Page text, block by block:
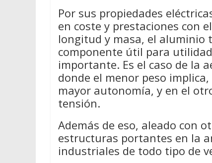
Por sus propiedades
en coste y prestaciones con
longitud y masa, el aluminio
componente útil para
importante. Es el caso de la
donde el menor peso
mayor autonomía, y en el
tensión.
Además de eso, aleado con
estructuras portantes en la
industriales de todo tipo de